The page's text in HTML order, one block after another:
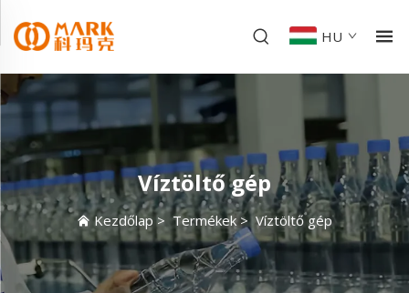
HU
Víztöltő gép
Kezdőlap >Termékek> Víztöltő gép